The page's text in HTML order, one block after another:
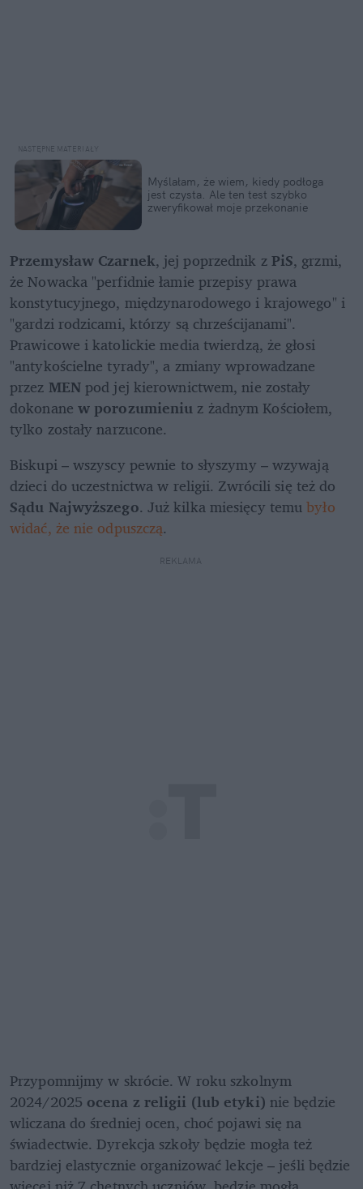
Myślałam, że wiem, kiedy podłoga
jest czysta. Ale ten test szybko
zweryfikował moje przekonanie
Przemysław Czarnek, jej poprzednik z PiS, grzmi,
że Nowacka "perfidnie łamie przepisy prawa
konstytucyjnego, międzynarodowego i krajowego" i
"gardzi rodzicami, którzy są chrześcijanami".
Prawicowe i katolickie media twierdzą, że głosi
"antykościelne tyrady", a zmiany wprowadzane
przez MEN pod jej kierownictwem, nie zostały
dokonane w porozumieniu z żadnym Kościołem,
tylko zostały narzucone.
Biskupi – wszyscy pewnie to słyszymy – wzywają
Sądu Najwyższego. Już kilka miesięcy temu było
widać, że nie odpuszczą.
REKLAMA
Przypomnijmy w skrócie. W roku szkolnym
2024/2025 ocena z religii (lub etyki) nie będzie
wliczana do średniej ocen, choć pojawi się na
świadectwie. Dyrekcja szkoły będzie mogła też
bardziej elastycznie organizować lekcje – jeśli będzie